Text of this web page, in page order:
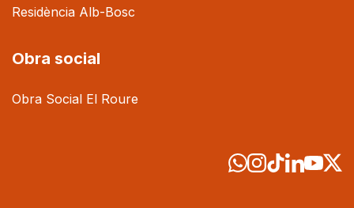
Residència Alb-Bosc
Obra social
Obra Social El Roure